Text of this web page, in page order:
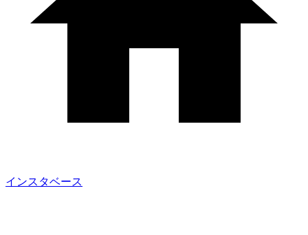
インスタベース